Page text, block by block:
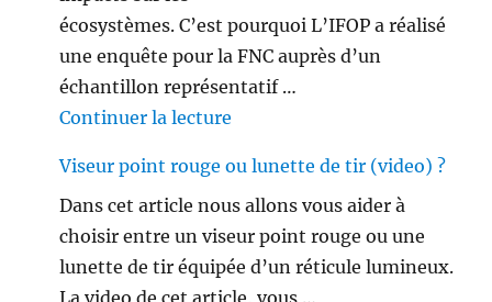
écosystèmes. C’est pourquoi L’IFOP a réalisé
une enquête pour la FNC auprès d’un
échantillon représentatif …
Continuer la lecture
Viseur point rouge ou lunette de tir (video) ?
Dans cet article nous allons vous aider à
choisir entre un viseur point rouge ou une
lunette de tir équipée d’un réticule lumineux.
La video de cet article, vous …